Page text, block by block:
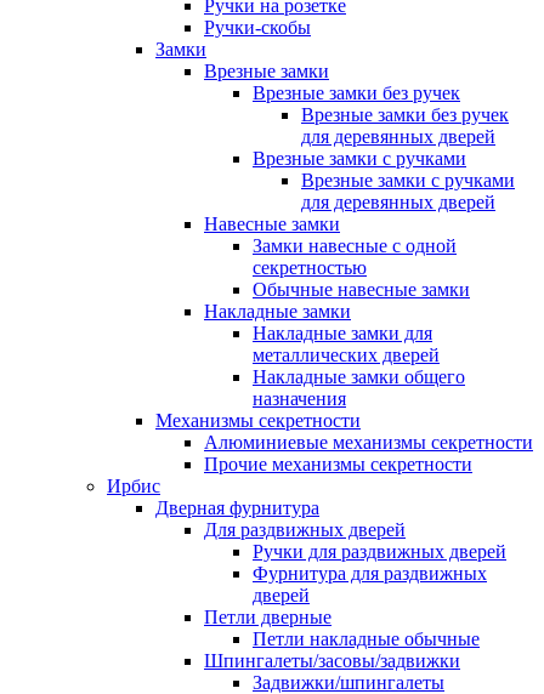
Ручки на розетке
Ручки-скобы
Замки
Врезные замки
Врезные замки без ручек
Врезные замки без ручек
для деревянных дверей
Врезные замки с ручками
Врезные замки с ручками
для деревянных дверей
Навесные замки
Замки навесные с одной
секретностью
Обычные навесные замки
Накладные замки
Накладные замки для
металлических дверей
Накладные замки общего
назначения
Механизмы секретности
Алюминиевые механизмы секретности
Прочие механизмы секретности
Ирбис
Дверная фурнитура
Для раздвижных дверей
Ручки для раздвижных дверей
Фурнитура для раздвижных
дверей
Петли дверные
Петли накладные обычные
Шпингалеты/засовы/задвижки
Задвижки/шпингалеты